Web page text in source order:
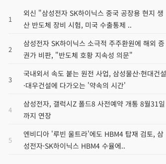
1
외신 "삼성전자 SK하이닉스 중국 공장용 현지 생
산 반도체 장비 시험, 미국 수출통제 ..
2
삼성전자 SK하이닉스 소극적 주주환원에 해외 증
권가 비판, "반도체 호황 지속성 의문"
3
국내외서 속도 붙는 원전 사업, 삼성물산·현대건설
·대우건설에 다가오는 '약속의 시간'
4
삼성전자, 갤럭시Z 폴드8 사전예약 개통 8월31일
까지 연장
5
엔비디아 '루빈 울트라'에도 HBM4 탑재 검토, 삼
성전자·SK하이닉스 HBM4 수율에..